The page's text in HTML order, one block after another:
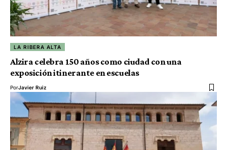
LA RIBERA ALTA
Alzira celebra 150 años como ciudad con una
exposición itinerante en escuelas
PorJavier Ruiz